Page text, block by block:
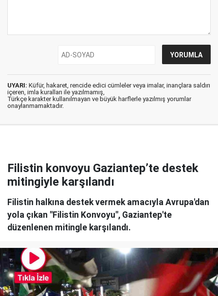
UYARI: Küfür, hakaret, rencide edici cümleler veya imalar, inançlara saldırı
içeren, imla kuralları ile yazılmamış,
Türkçe karakter kullanılmayan ve büyük harflerle yazılmış yorumlar
onaylanmamaktadır.
Filistin konvoyu Gaziantep’te destek
mitingiyle karşılandı
Filistin halkına destek vermek amacıyla Avrupa'dan
yola çıkan "Filistin Konvoyu", Gaziantep'te
düzenlenen mitingle karşılandı.